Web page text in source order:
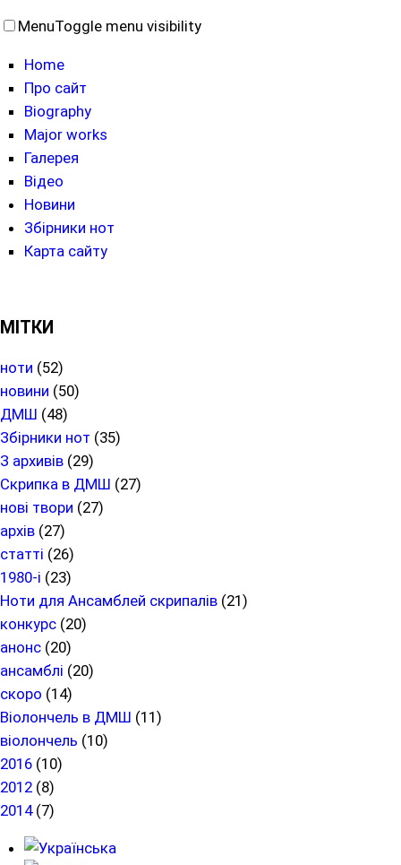
MenuToggle menu visibility
Home
Про сайт
Biography
Major works
Галерея
Відео
Новини
Збірники нот
Карта сайту
МІТКИ
ноти (52)
новини (50)
ДМШ (48)
Збірники нот (35)
З архивів (29)
Скрипка в ДМШ (27)
нові твори (27)
архів (27)
статті (26)
1980-і (23)
Ноти для Ансамблей скрипалів (21)
конкурс (20)
анонс (20)
ансамблі (20)
скоро (14)
Віолончель в ДМШ (11)
віолончель (10)
2016 (10)
2012 (8)
2014(7)